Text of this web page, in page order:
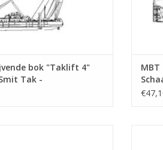
bok "Taklift 4"
Tak -
Schaal 1 : 100